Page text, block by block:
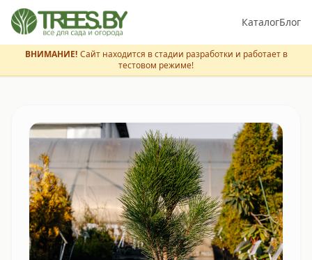
КаталогБлог
ВНИМАНИЕ! Сайт находится в стадии разработки и работает в
тестовом режиме!